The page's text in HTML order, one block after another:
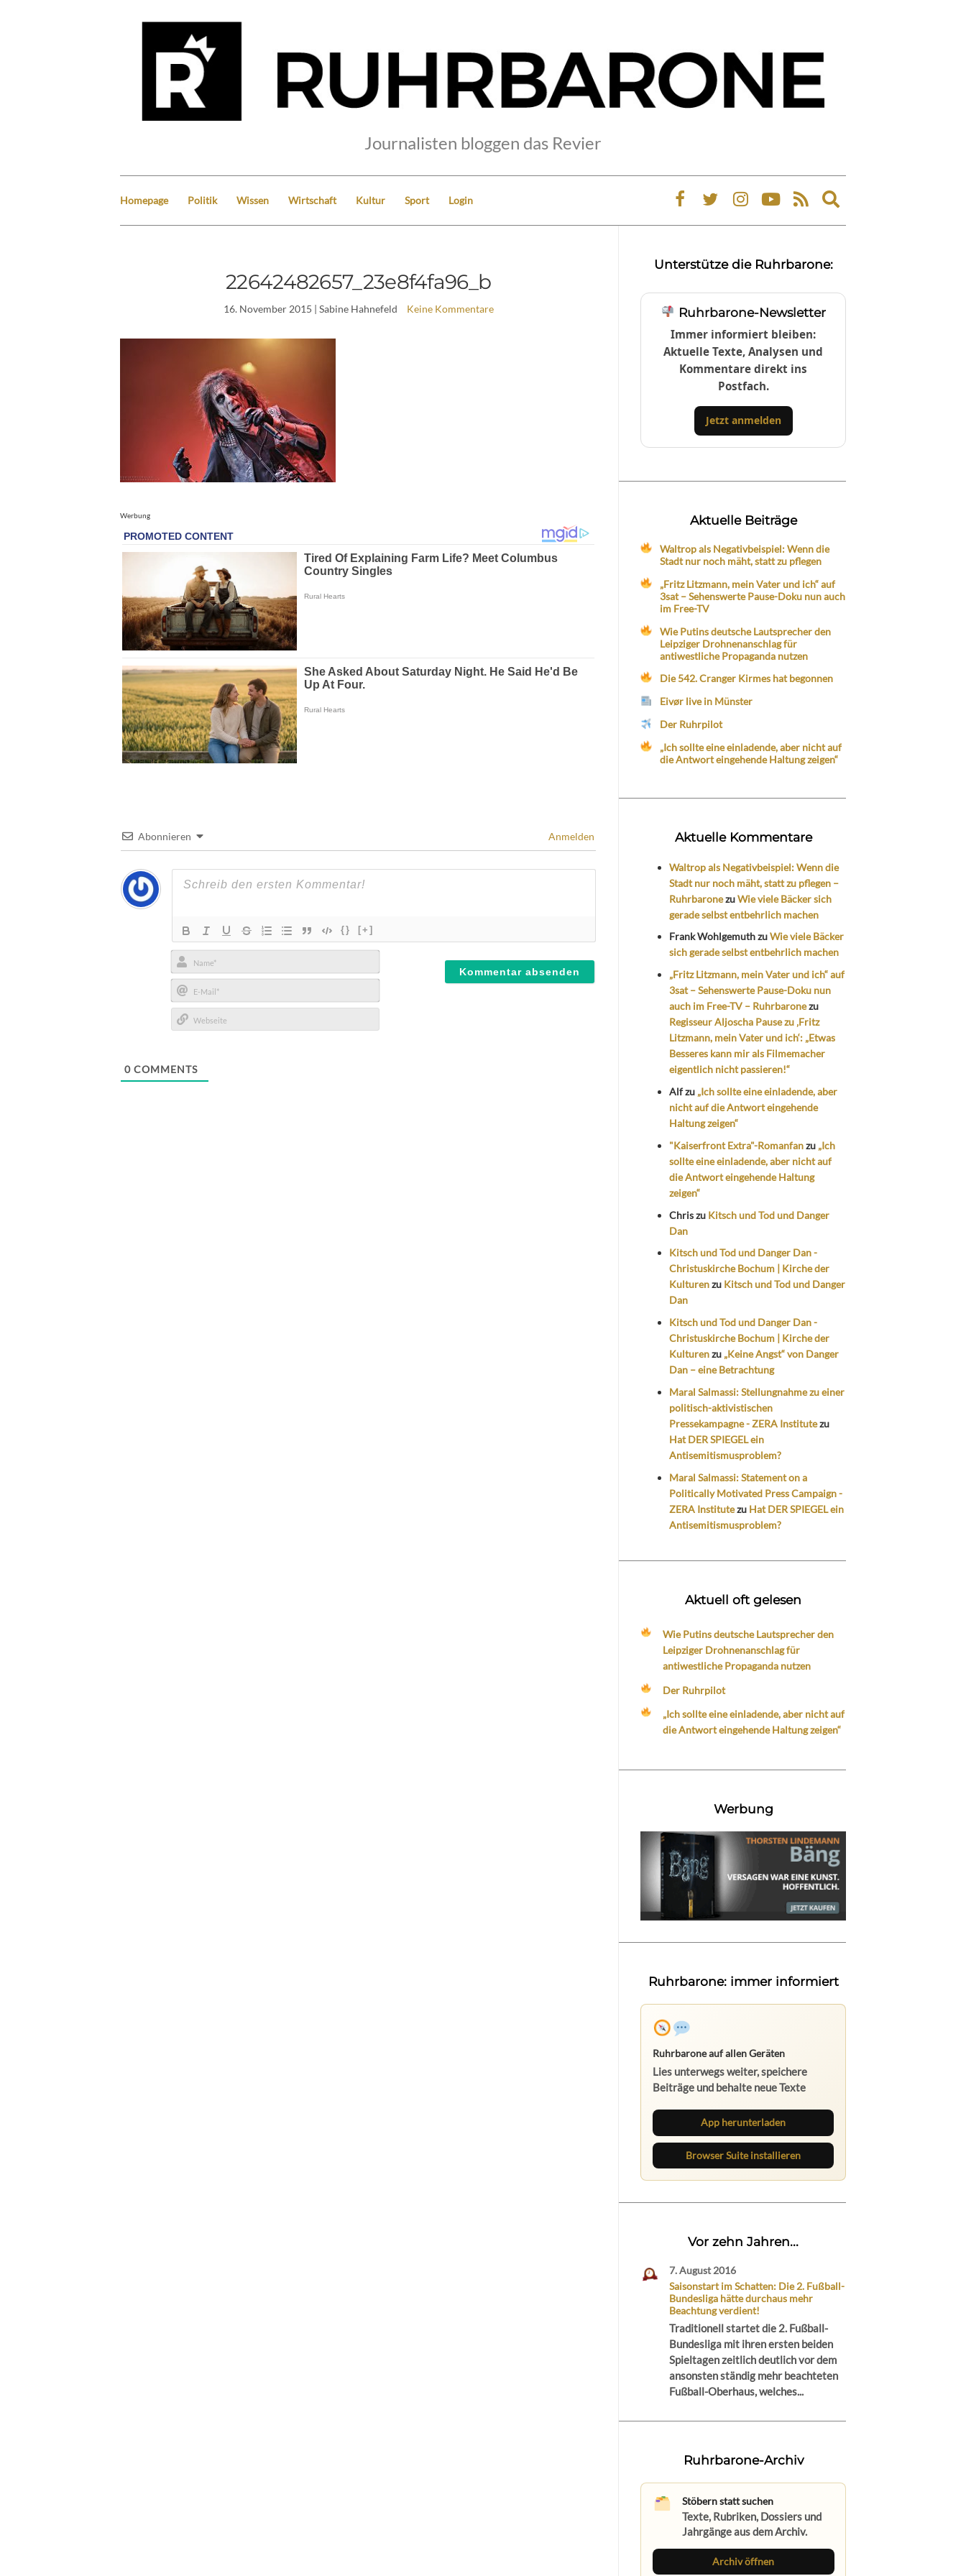
Journalisten bloggen das Revier
Homepage Politik Wissen Wirtschaft Kultur Sport Login
Expand
search
22642482657_23e8f4fa96_b
16. November 2015 | Sabine Hahnefeld Keine Kommentare
Werbung
Abonnieren Anmelden
{} [+]
Name*
E-
Mail*
0 COMMENTS
Unterstütze die Ruhrbarone:
Ruhrbarone-Newsletter
Immer informiert bleiben:
Aktuelle Texte, Analysen und
Kommentare direkt ins
Postfach.
Jetzt anmelden
Aktuelle Beiträge
Waltrop als Negativbeispiel: Wenn die
Stadt nur noch mäht, statt zu pflegen
„Fritz Litzmann, mein Vater und ich“ auf
3sat – Sehenswerte Pause-Doku nun auch
im Free-TV
Wie Putins deutsche Lautsprecher den
Leipziger Drohnenanschlag für
antiwestliche Propaganda nutzen
Die 542. Cranger Kirmes hat begonnen
Eivør live in Münster
Der Ruhrpilot
„Ich sollte eine einladende, aber nicht auf
die Antwort eingehende Haltung zeigen“
Aktuelle Kommentare
Waltrop als Negativbeispiel: Wenn die
Stadt nur noch mäht, statt zu pflegen –
RuhrbaronezuWie viele Bäcker sich
gerade selbst entbehrlich machen
Frank WohlgemuthzuWie viele Bäcker
sich gerade selbst entbehrlich machen
„Fritz Litzmann, mein Vater und ich“ auf
3sat – Sehenswerte Pause-Doku nun
auch im Free-TV – Ruhrbaronezu
Regisseur Aljoscha Pause zu ‚Fritz
Litzmann, mein Vater und ich‘: „Etwas
Besseres kann mir als Filmemacher
eigentlich nicht passieren!“
Alfzu „Ich sollte eine einladende, aber
nicht auf die Antwort eingehende
Haltung zeigen“
"Kaiserfront Extra"-Romanfanzu „Ich
sollte eine einladende, aber nicht auf
die Antwort eingehende Haltung
zeigen“
Chriszu Kitsch und Tod und Danger
Dan
Kitsch und Tod und Danger Dan -
Christuskirche Bochum | Kirche der
Kulturenzu Kitsch und Tod und Danger
Dan
Kitsch und Tod und Danger Dan -
Christuskirche Bochum | Kirche der
Kulturenzu „Keine Angst“ von Danger
Dan – eine Betrachtung
Maral Salmassi: Stellungnahme zu einer
politisch-aktivistischen
Pressekampagne - ZERA Institutezu
Hat DER SPIEGEL ein
Antisemitismusproblem?
Maral Salmassi: Statement on a
Politically Motivated Press Campaign -
ZERA Institutezu Hat DER SPIEGEL ein
Antisemitismusproblem?
Aktuell oft gelesen
Wie Putins deutsche Lautsprecher den
Leipziger Drohnenanschlag für
antiwestliche Propaganda nutzen
Der Ruhrpilot
„Ich sollte eine einladende, aber nicht auf
die Antwort eingehende Haltung zeigen“
Werbung
Ruhrbarone: immer informiert
Ruhrbarone auf allen Geräten
Lies unterwegs weiter, speichere
Beiträge und behalte neue Texte
App herunterladen
Browser Suite installieren
Vor zehn Jahren...
7. August 2016
Saisonstart im Schatten: Die 2. Fußball-
Bundesliga hätte durchaus mehr
Beachtung verdient!
Traditionell startet die 2. Fußball-
Bundesliga mit ihren ersten beiden
Spieltagen zeitlich deutlich vor dem
ansonsten ständig mehr beachteten
Fußball-Oberhaus, welches...
Ruhrbarone-Archiv
Stöbern statt suchen
Texte, Rubriken, Dossiers und
Jahrgänge aus dem Archiv.
Archiv öffnen